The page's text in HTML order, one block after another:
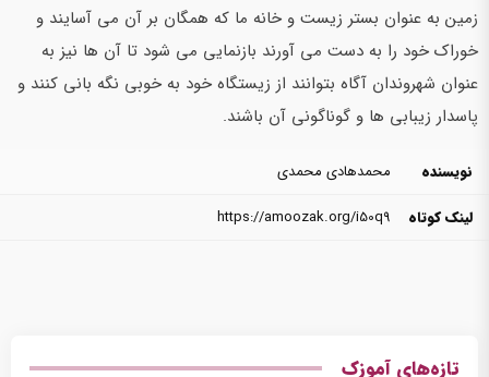
زمین به عنوان بستر زیست و خانه ما که همگان بر آن می آسایند و
خوراک خود را به دست می آورند بازنمایی می شود تا آن ها نیز به
عنوان شهروندان آگاه بتوانند از زیستگاه خود به خوبی نگه بانی کنند و
پاسدار زیبابی ها و گوناگونی آن باشند.
نویسنده
محمدهادی محمدی
لینک کوتاه
https://amoozak.org/i50q9
تازه‌های آموزک